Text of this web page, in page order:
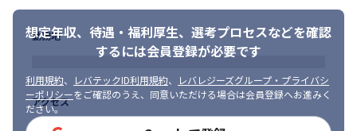
「CLINICS 10x」な開発基盤の構築です。開発効率を飛躍的に高
め、より多くの機能を、より速く、より確実に安全にユーザーへ
届ける。そのためには、品質が高いコードを生成できる基盤、10
ケールしても耐えられるシステム基盤が必要です。
業務内容
各種ブログメディアやエンジニア向け情報共有サービス (Zenn
/ DEV Community / Stack Overflow など) での情報発信経験
求める人物像
メドレーが大切にしている価値観はOur Essentialsとして採用や
人事評価にも使われていますが、それを踏まえて以下のような方
想定年収、待遇・福利厚生、 選考プロセスなどを確認
するには会員登録が必要です
利用規約、 レバテックID利用規約、
レバレジーズグループ・プライバシ
ーポリシーをご確認のうえ、同意いただける場合は会員登録へお進みく
ださい。
勤務地
アクセス